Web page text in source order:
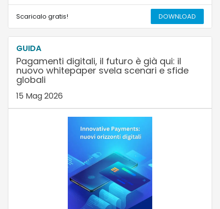
Scaricalo gratis! DOWNLOAD
GUIDA
Pagamenti digitali, il futuro è già qui: il
nuovo whitepaper svela scenari e sfide
globali
15 Mag 2026